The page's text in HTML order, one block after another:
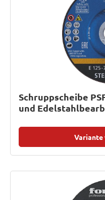
Schruppscheibe
und
Variante